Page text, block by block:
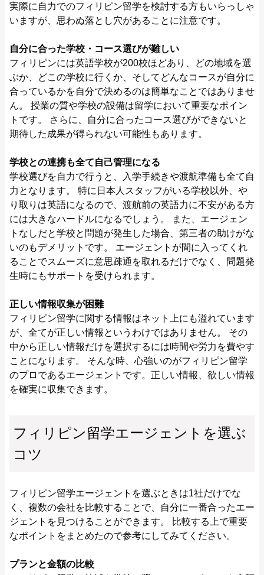
実際に自力でのフィリピン留学を検討する方もいらっしゃ
いますが、思わぬ落とし穴があることに注意です。
自分に合った学校・コース選びが難しい
フィリピンには英語学校が200校ほどあり、どの地域を選
ぶか、どこの学校に行くか、そしてどんなコースが自分に
合っているかを自分で決めるのは簡単なことではありませ
ん。 授業の質や学校の設備は留学において重要なポイン
トです。 さらに、自分に合ったコース選びができないと
期待した成果が得られない可能性もあります。
学校との連携も全て自己管理になる
学校選びを自力で行うと、入学手続きや渡航準備も全て自
力となります。 特に日本人スタッフがいる学校以外、や
り取りは英語になるので、渡航前の英語力に不安がある方
には大きなハードルになるでしょう。 また、エージェン
トなしだと学校と問題が発生した場合、第三者の助けがな
いのもデメリットです。 エージェントが間に入ってくれ
ることでスムーズに意思疎通を取れるだけでなく、問題発
生時にもサポートを受けられます。
正しい情報収集が困難
フィリピン留学に関する情報はネット上にも溢れています
が、全てが正しい情報というわけではありません。 その
中から正しい情報だけを選択するには時間や労力を費やす
ことになります。 そんな時、心強いのがフィリピン留学
のプロであるエージェントです。正しい情報、欲しい情報
を確実に収集できます。
フィリピン留学エージェントを選ぶ
コツ
フィリピン留学エージェントを選ぶときは1社だけでな
く、複数の会社を比較することで、自分に一番合ったエー
ジェントを見つけることができます。 比較する上で重要
なポイントをまとめたので参考にしてみてください。
プランと金額の比較